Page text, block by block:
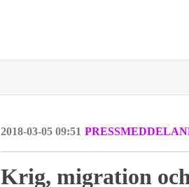
2018-03-05 09:51
Krig, migration